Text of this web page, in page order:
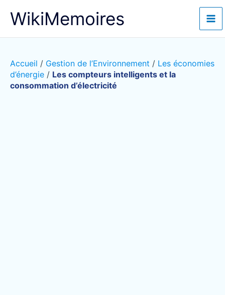
WikiMemoires
Accueil / Gestion de l’Environnement / Les économies
d’énergie / Les compteurs intelligents et la
consommation d’électricité